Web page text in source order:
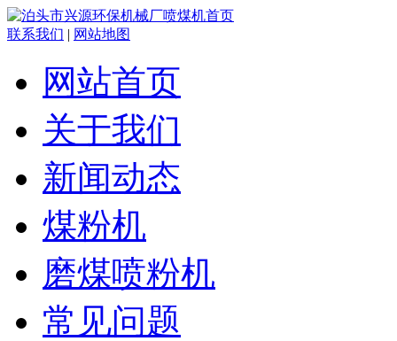
联系我们 | 网站地图
网站首页
关于我们
新闻动态
煤粉机
磨煤喷粉机
常见问题